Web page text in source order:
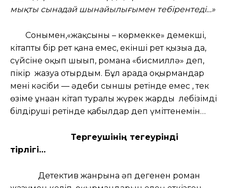
мықты сынадай шынайылығымен тебірентеді…»
Сонымен,«жақсыны – көрмекке» демекші,
кітапты бір рет қана емес, екінші рет қызыға да,
сүйсіне оқып шығып, романға «бисмиллә» деп,
пікір жазуға отырдым. Бұл арада оқырмандар
мені кәсіби — әдеби сыншы ретінде емес , тек
өзіме ұнаған кітап туралы жүрек жарды лебізімді
білдіруші ретінде қабылдар деп үміттенемін…
Тергеушінің тегеурінді
тірлігі…
Детектив жанрына әп дегенен роман